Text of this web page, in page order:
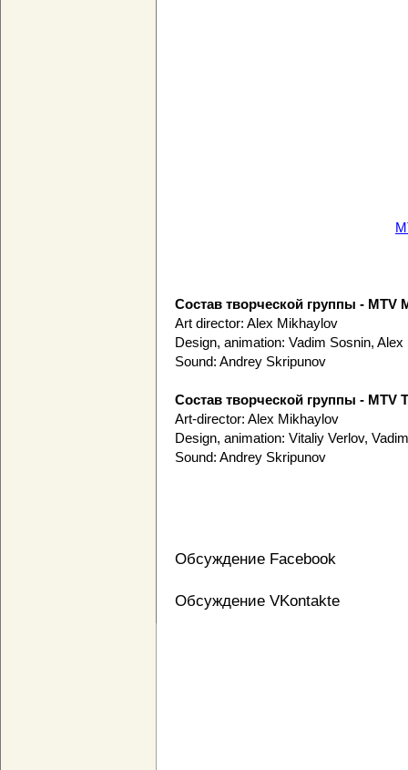
Состав творческой группы - MTV
Art director: Alex Mikhaylov
Design, animation: Vadim Sosnin,
Sound: Andrey Skripunov
Состав творческой группы - MTV
Art-director: Alex Mikhaylov
Design, animation: Vitaliy Verlov,
Sound: Andrey Skripunov
Обсуждение Facebook
Обсуждение VKontakte